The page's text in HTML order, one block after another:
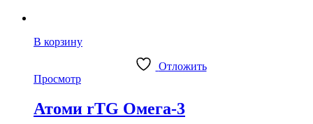
В корзину
Отложить
Просмотр
Атоми rTG Омега-3